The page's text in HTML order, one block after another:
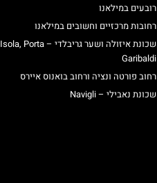
רובעים במילאנו
רחובות מרכזיים וחשובים במילאנו
שכונת איזולה ושער גריבלדי – Isola, Porta
Garibaldi
רחוב פורטה ונציה ורחוב בואנוס איירס
שכונת נאבילי – Navigli